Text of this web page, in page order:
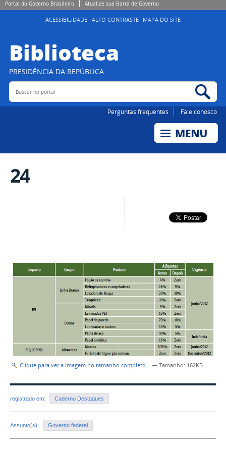
Portal do Governo Brasileiro Atualize sua Barra de Governo
ACESSIBILIDADE ALTO CONTRASTE MAPA DO SITE
Biblioteca
PRESIDÊNCIA DA REPÚBLICA
Buscar no portal
Perguntas frequentes Fale conosco
24
Clique para ver a imagem no tamanho completo… — Tamanho: 162KB
registrado em: Caderno Destaques
Assunto(s): Governo federal